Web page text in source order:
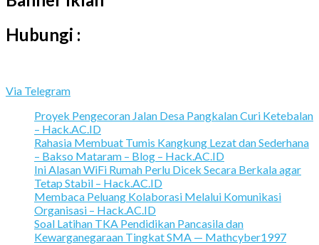
Hubungi :
Via Telegram
Proyek Pengecoran Jalan Desa Pangkalan Curi Ketebalan
– Hack.AC.ID
Rahasia Membuat Tumis Kangkung Lezat dan Sederhana
– Bakso Mataram – Blog – Hack.AC.ID
Ini Alasan WiFi Rumah Perlu Dicek Secara Berkala agar
Tetap Stabil – Hack.AC.ID
Membaca Peluang Kolaborasi Melalui Komunikasi
Organisasi – Hack.AC.ID
Soal Latihan TKA Pendidikan Pancasila dan
Kewarganegaraan Tingkat SMA — Mathcyber1997